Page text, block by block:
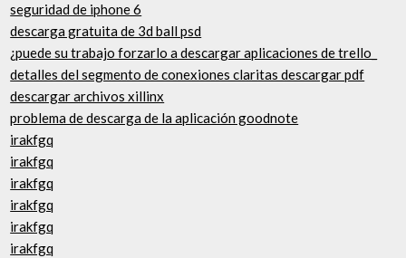
seguridad de iphone 6
descarga gratuita de 3d ball psd
¿puede su trabajo forzarlo a descargar aplicaciones de trello_
detalles del segmento de conexiones claritas descargar pdf
descargar archivos xillinx
problema de descarga de la aplicación goodnote
irakfgq
irakfgq
irakfgq
irakfgq
irakfgq
irakfgq